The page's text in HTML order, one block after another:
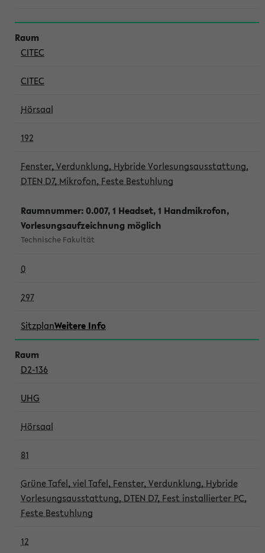
CITEC
CITEC
Hörsaal
192
Fenster, Verdunklung, Hybride Vorlesungsausstattung,
DTEN D7, Mikrofon, Feste Bestuhlung
Raumnummer: 0.007, 1 Headset, 1 Handmikrofon,
Vorlesungsaufzeichnung möglich
Technische Fakultät
0
297
SitzplanWeitere Info
D2-136
UHG
Hörsaal
81
Grüne Tafel, viel Tafel, Fenster, Verdunklung, Hybride
Vorlesungsausstattung, DTEN D7, Fest installierter PC,
Feste Bestuhlung
12